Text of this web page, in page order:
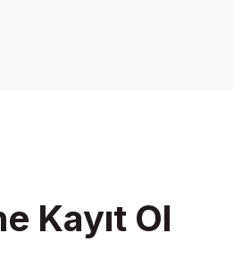
Kayıt Ol